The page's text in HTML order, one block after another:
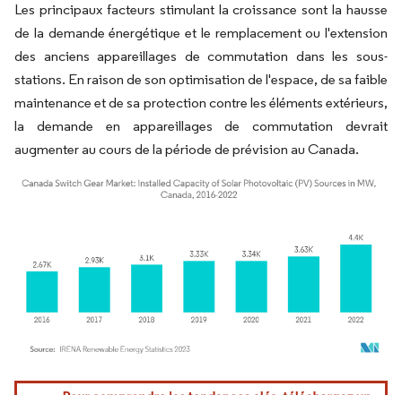
Les principaux facteurs stimulant la croissance sont la hausse
de la demande énergétique et le remplacement ou l'extension
des anciens appareillages de commutation dans les sous-
stations. En raison de son optimisation de l'espace, de sa faible
maintenance et de sa protection contre les éléments extérieurs,
la demande en appareillages de commutation devrait
augmenter au cours de la période de prévision au Canada.
Image © Mordor Intelligence. La réutilisation nécessite une attribution sous CC BY